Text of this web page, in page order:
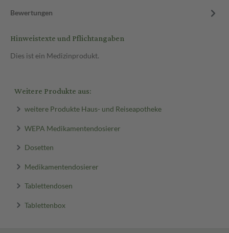
Bewertungen
Hinweistexte und Pflichtangaben
Dies ist ein Medizinprodukt.
Weitere Produkte aus:
weitere Produkte Haus- und Reiseapotheke
WEPA Medikamentendosierer
Dosetten
Medikamentendosierer
Tablettendosen
Tablettenbox